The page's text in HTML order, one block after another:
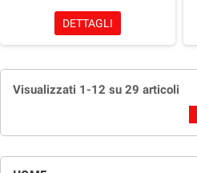
DETTAGLI
Visualizzati 1-12 su 29 articoli